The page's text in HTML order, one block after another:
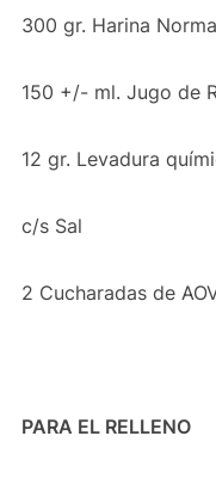
300 gr. Harina
150 +/- ml. Jugo de
12 gr. Levadura
c/s Sal
2 Cucharadas de
PARA EL RELLENO